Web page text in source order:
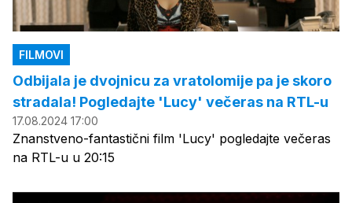
FILMOVI
Odbijala je dvojnicu za vratolomije pa je skoro
stradala! Pogledajte 'Lucy' večeras na RTL-u
17.08.2024 17:00
Znanstveno-fantastični film 'Lucy' pogledajte večeras
na RTL-u u 20:15